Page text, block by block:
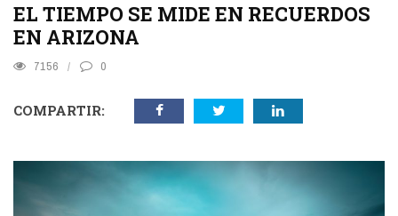
EL TIEMPO SE MIDE EN RECUERDOS
EN ARIZONA
7156 0
COMPARTIR: